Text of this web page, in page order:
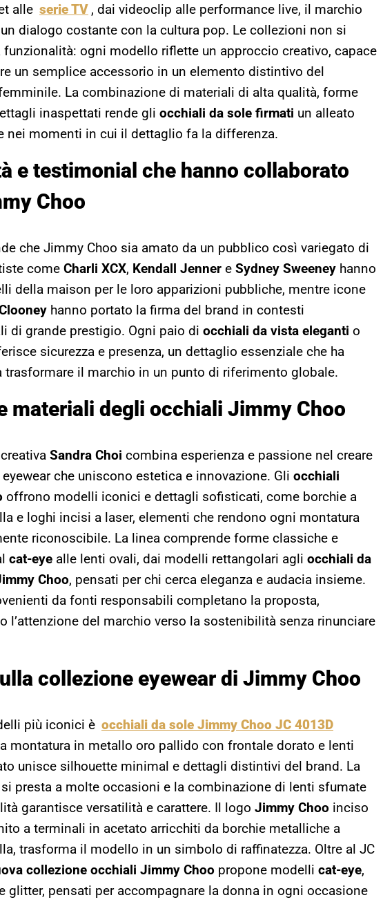
alle serie TV , dai videoclip alle performance live, il marchio
dialogo costante con la cultura pop. Le collezioni non si
ogni modello riflette un approccio creativo, capace
un semplice accessorio in un elemento distintivo del
La combinazione di materiali di alta qualità, forme
inaspettati rende gli occhiali da sole firmati un alleato
nei momenti in cui il dettaglio fa la differenza.
e testimonial che hanno collaborato
Choo
che Jimmy Choo sia amato da un pubblico così variegato di
come Charli XCX, Kendall Jenner e Sydney Sweeney hanno
della maison per le loro apparizioni pubbliche, mentre icone
hanno portato la firma del brand in contesti
di grande prestigio. Ogni paio di occhiali da vista eleganti o
sicurezza e presenza, un dettaglio essenziale che ha
trasformare il marchio in un punto di riferimento globale.
materiali degli occhiali Jimmy Choo
Sandra Choi combina esperienza e passione nel creare
che uniscono estetica e innovazione. Gli occhiali
offrono modelli iconici e dettagli sofisticati, come borchie a
e loghi incisi a laser, elementi che rendono ogni montatura
riconoscibile. La linea comprende forme classiche e
cat-eye alle lenti ovali, dai modelli rettangolari agli occhiali da
Choo, pensati per chi cerca eleganza e audacia insieme.
da fonti responsabili completano la proposta,
l’attenzione del marchio verso la sostenibilità senza rinunciare
collezione eyewear di Jimmy Choo
più iconici è occhiali da sole Jimmy Choo JC 4013D
montatura in metallo oro pallido con frontale dorato e lenti
unisce silhouette minimal e dettagli distintivi del brand. La
presta a molte occasioni e la combinazione di lenti sfumate
garantisce versatilità e carattere. Il logo Jimmy Choo inciso
a terminali in acetato arricchiti da borchie metalliche a
trasforma il modello in un simbolo di raffinatezza. Oltre al JC
collezione occhiali Jimmy Choo propone modelli cat-eye,
glitter, pensati per accompagnare la donna in ogni occasione